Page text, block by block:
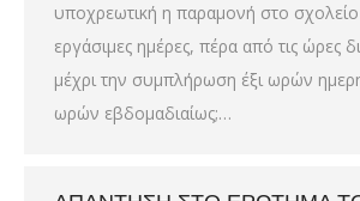
υποχρεωτική η παραμονή στο σχολείο
εργάσιμες ημέρες, πέρα από τις ώρες
μέχρι την συμπλήρωση έξι ωρών
ωρών εβδομαδιαίως;…